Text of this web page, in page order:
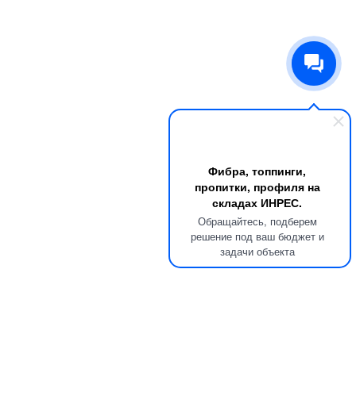
Фибра, топпинги,
пропитки, профиля на
складах ИНРЕС.
Обращайтесь, подберем
решение под ваш бюджет и
задачи объекта